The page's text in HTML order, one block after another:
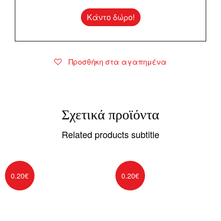
Κάντο δώρο!
Προσθήκη στα αγαπημένα
Σχετικά προϊόντα
Related products subtitle
0.20€ 0.20€